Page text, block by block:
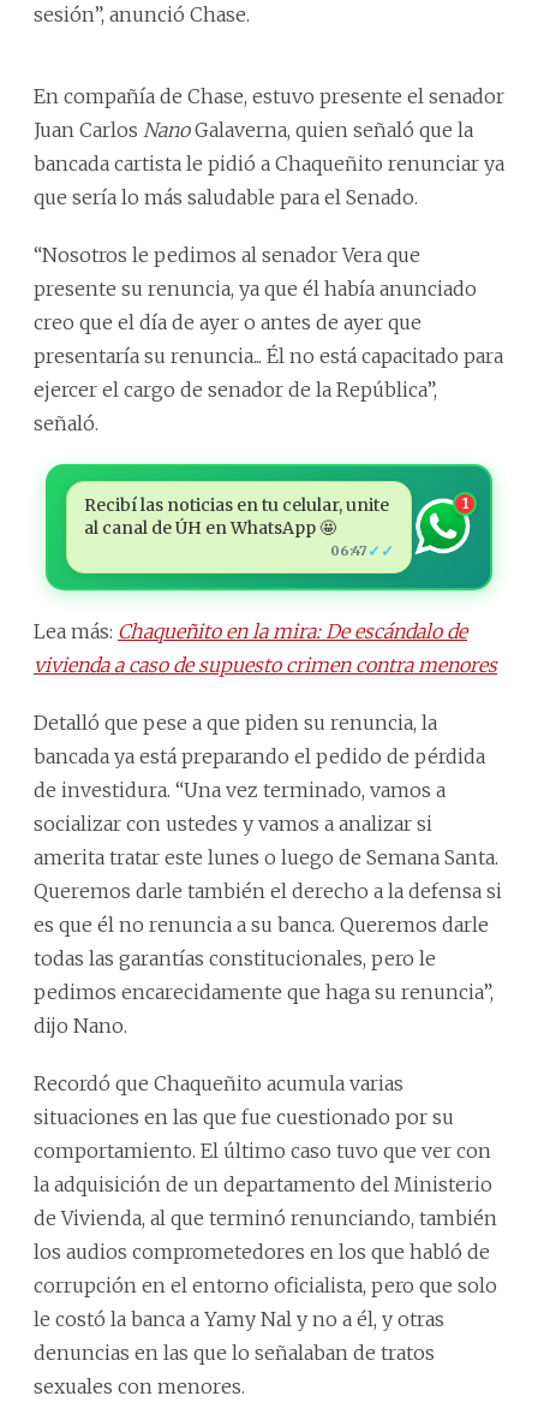
sesión”, anunció Chase.
En compañía de Chase, estuvo presente el senador
Juan Carlos NanoGalaverna, quien señaló que la
bancada cartista le pidió a Chaqueñito renunciar ya
que sería lo más saludable para el Senado.
“Nosotros le pedimos al senador Vera que
presente su renuncia, ya que él había anunciado
creo que el día de ayer o antes de ayer que
presentaría su renuncia... Él no está capacitado para
ejercer el cargo de senador de la República”,
señaló.
Recibí las noticias en tu celular, unite
al canal de ÚH en WhatsApp 🤩
06:47 ✓✓
1
Lea más: Chaqueñito en la mira: De escándalo de
vivienda a caso de supuesto crimen contra menores
Detalló que pese a que piden su renuncia, la
bancada ya está preparando el pedido de pérdida
de investidura. “Una vez terminado, vamos a
socializar con ustedes y vamos a analizar si
amerita tratar este lunes o luego de Semana Santa.
Queremos darle también el derecho a la defensa si
es que él no renuncia a su banca. Queremos darle
todas las garantías constitucionales, pero le
pedimos encarecidamente que haga su renuncia”,
dijo Nano.
Recordó que Chaqueñito acumula varias
situaciones en las que fue cuestionado por su
comportamiento. El último caso tuvo que ver con
la adquisición de un departamento del Ministerio
de Vivienda, al que terminó renunciando, también
los audios comprometedores en los que habló de
corrupción en el entorno oficialista, pero que solo
le costó la banca a Yamy Nal y no a él, y otras
denuncias en las que lo señalaban de tratos
sexuales con menores.